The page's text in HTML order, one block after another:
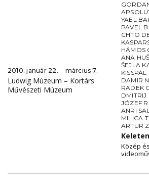
2010. január 22. ‒ március 7.
Ludwig Múzeum – Kortárs
Művészeti Múzeum
YAEL
PAVEL
CHTO
HÁMOS
ANA
ŠEJLA
DAMIR
RADEK
DMITRIJ
JÓZEF
ANRI
MILICA
ARTUR
Közép